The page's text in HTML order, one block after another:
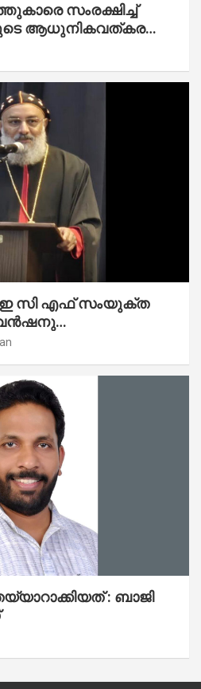
സംരക്ഷിച്ച്
ആധുനികവത്കരണം
സ്പീക്കർ
തുടക്കം
: ബാജി